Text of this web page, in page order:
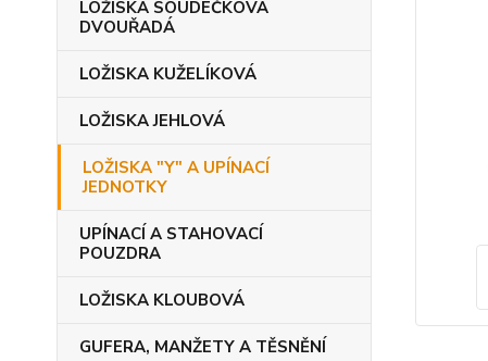
LOŽISKA SOUDEČKOVÁ
DVOUŘADÁ
LOŽISKA KUŽELÍKOVÁ
LOŽISKA JEHLOVÁ
LOŽISKA "Y" A UPÍNACÍ
JEDNOTKY
UPÍNACÍ A STAHOVACÍ
POUZDRA
LOŽISKA KLOUBOVÁ
GUFERA, MANŽETY A TĚSNĚNÍ